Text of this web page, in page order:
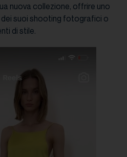
nuova collezione, offrire uno
suoi shooting fotografici o
di stile.